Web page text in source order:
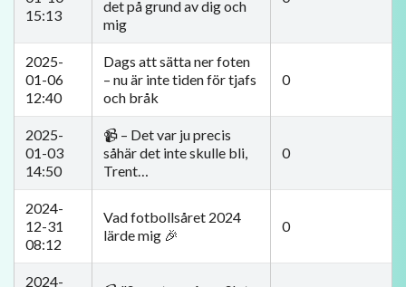
15:13
det på grund av dig och
mig
2025-
01-06
12:40
Dags att sätta ner foten
– nu är inte tiden för tjafs
och bråk
0
2025-
01-03
14:50
📹 – Det var ju precis
såhär det inte skulle bli,
Trent…
0
2024-
12-31
08:12
Vad fotbollsåret 2024
lärde mig 🎉
0
2024-